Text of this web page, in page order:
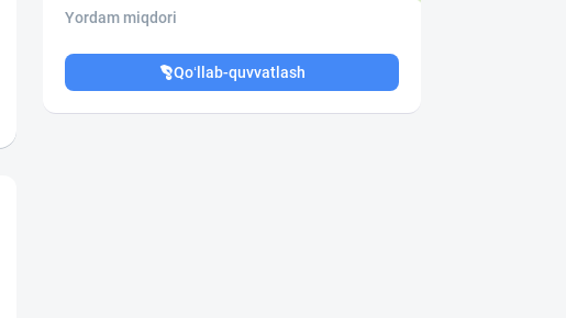
Yordam miqdori
Qo‘llab-quvvatlash